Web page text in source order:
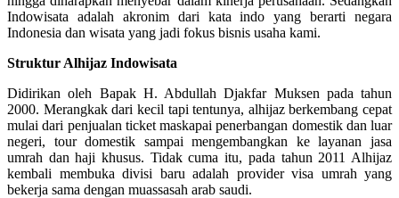
Indowisata adalah akronim dari kata indo yang berarti negara
Indonesia dan wisata yang jadi fokus bisnis usaha kami.
Struktur Alhijaz Indowisata
Didirikan oleh Bapak H. Abdullah Djakfar Muksen pada tahun
2000. Merangkak dari kecil tapi tentunya, alhijaz berkembang cepat
mulai dari penjualan ticket maskapai penerbangan domestik dan luar
negeri, tour domestik sampai mengembangkan ke layanan jasa
umrah dan haji khusus. Tidak cuma itu, pada tahun 2011 Alhijaz
kembali membuka divisi baru adalah provider visa umrah yang
bekerja sama dengan muassasah arab saudi.